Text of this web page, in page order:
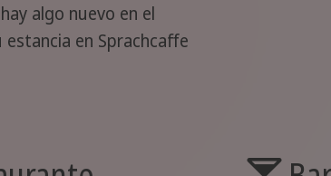
algo nuevo en el
en Sprachcaffe